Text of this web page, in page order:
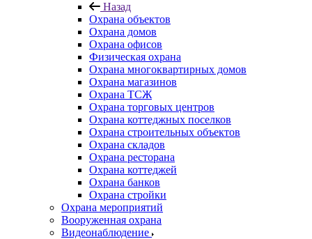
Назад
Охрана объектов
Охрана домов
Охрана офисов
Физическая охрана
Охрана многоквартирных домов
Охрана магазинов
Охрана ТСЖ
Охрана торговых центров
Охрана коттеджных поселков
Охрана строительных объектов
Охрана складов
Охрана ресторана
Охрана коттеджей
Охрана банков
Охрана стройки
Охрана мероприятий
Вооруженная охрана
Видеонаблюдение